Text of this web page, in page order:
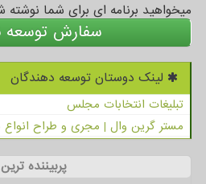
میخواهید برنامه ای برای شما نوشته
سفارش توسعه
لینک دوستان توسعه دهندگان
تبلیغات انتخابات مجلس
مستر گرین وال | مجری و طراح انواع
پربیننده